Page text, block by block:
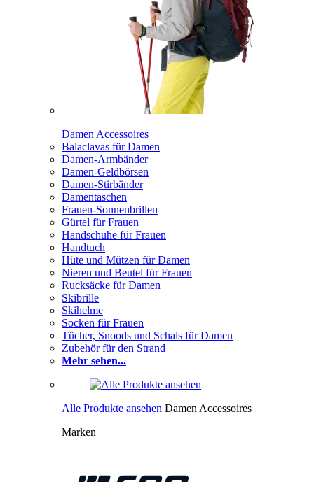
Damen Accessoires
Balaclavas für Damen
Damen-Armbänder
Damen-Geldbörsen
Damen-Stirbänder
Damentaschen
Frauen-Sonnenbrillen
Gürtel für Frauen
Handschuhe für Frauen
Handtuch
Hüte und Mützen für Damen
Nieren und Beutel für Frauen
Rucksäcke für Damen
Skibrille
Skihelme
Socken für Frauen
Tücher, Snoods und Schals für Damen
Zubehör für den Strand
Mehr sehen...
Alle Produkte ansehen Damen Accessoires
Marken